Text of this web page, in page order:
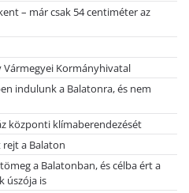
– már csak 54 centiméter az
Vármegyei Kormányhivatal
indulunk a Balatonra, és nem
központi klímaberendezését
a Balaton
a Balatonban, és célba ért a
úszója is